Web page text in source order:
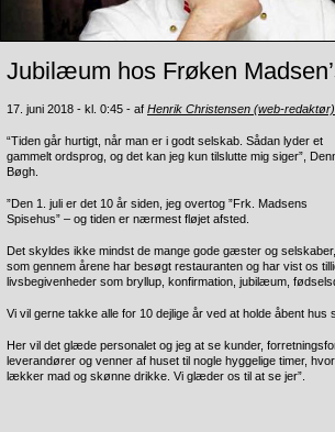
Jubilæum hos Frøken
17. juni 2018 - kl. 0:45 - af Henrik Christensen (web-redaktør)
“Tiden går hurtigt, når man er i godt selskab. Sådan lyder et
gammelt ordsprog, og det kan jeg kun tilslutte mig siger”,
Bøgh.
”Den 1. juli er det 10 år siden, jeg overtog ”Frk. Madsens
Spisehus” – og tiden er nærmest fløjet afsted.
Det skyldes ikke mindst de mange gode gæster og selskaber,
som gennem årene har besøgt restauranten og har vist os
livsbegivenheder som bryllup, konfirmation, jubilæum,
Vi vil gerne takke alle for 10 dejlige år ved at holde åbent hus
Her vil det glæde personalet og jeg at se kunder,
leverandører og venner af huset til nogle hyggelige timer,
lækker mad og skønne drikke. Vi glæder os til at se jer”.